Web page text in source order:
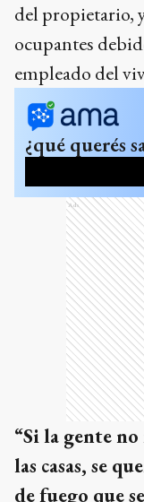
del propietario,
ocupantes
empleado del
¿qué querés
Ads
“Si la gente
las casas, se
de fuego que